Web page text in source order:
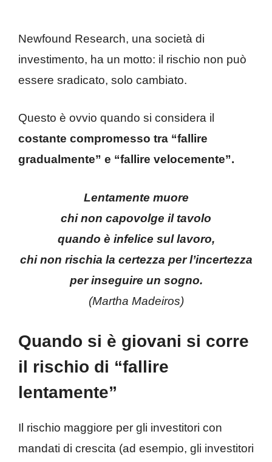
Newfound Research, una società di
investimento, ha un motto: il rischio non può
essere sradicato, solo cambiato.
Questo è ovvio quando si considera il
costante compromesso tra “fallire
gradualmente” e “fallire velocemente”.
Lentamente muore
chi non capovolge il tavolo
quando è infelice sul lavoro,
chi non rischia la certezza per l’incertezza
per inseguire un sogno.
(Martha Madeiros)
Quando si è giovani si corre
il rischio di “fallire
lentamente”
Il rischio maggiore per gli investitori con
mandati di crescita (ad esempio, gli investitori